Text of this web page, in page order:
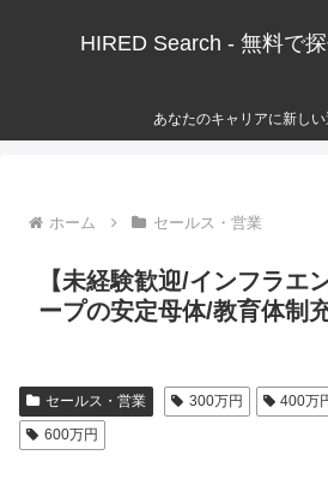
HIRED Search - 無料で
あなたのキャリアに新し
ホーム セールス・営業
【未経験歓迎/インフラエ
ープの安定母体/教育体制
セールス・営業 300万円 400万
600万円